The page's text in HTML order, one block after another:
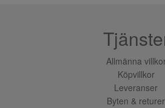
Allmänna
Köpvillkor
Leveranser
Byten & returer